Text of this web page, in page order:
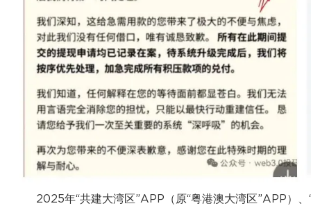
2025年“共建大湾区”APP（原“粤港澳大湾区”APP）